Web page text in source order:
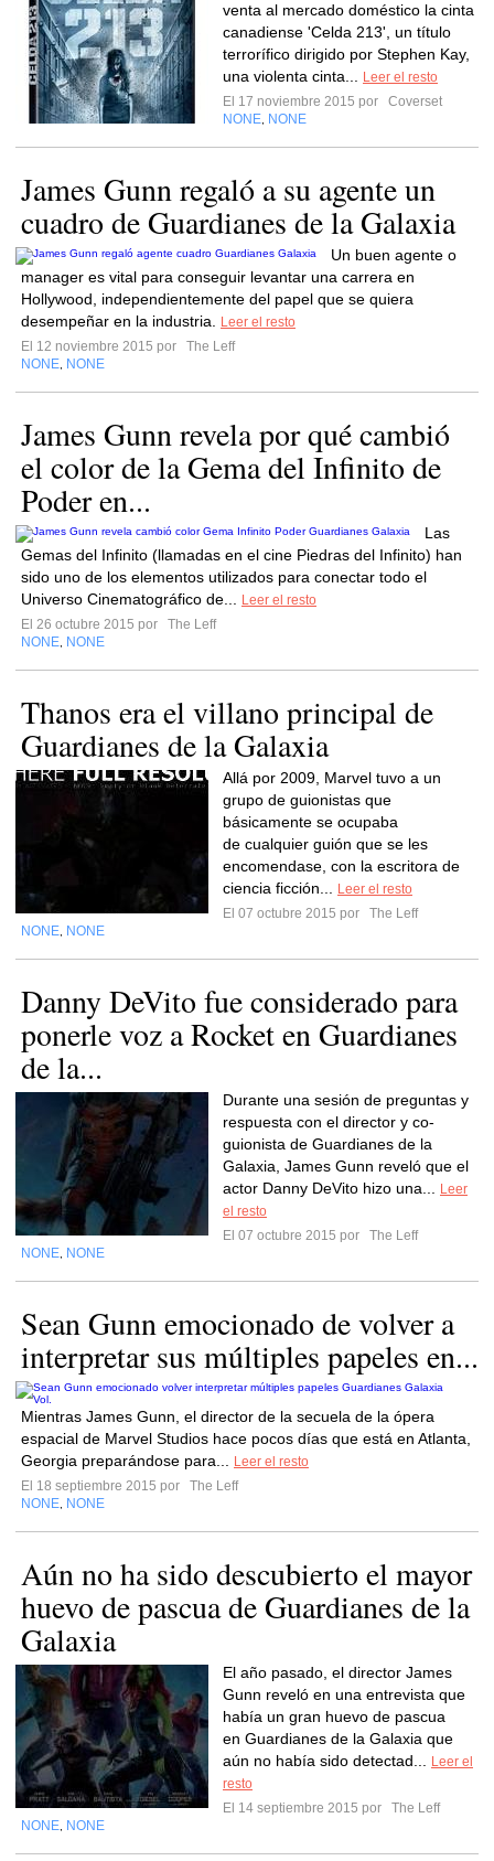
venta al mercado doméstico la cinta
canadiense 'Celda 213', un título
terrorífico dirigido por Stephen Kay,
una violenta cinta...
Leer el resto
El 17 noviembre 2015 por
Coverset
NONE NONE
James Gunn regaló a su agente un
cuadro de Guardianes de la Galaxia
Un buen agente o
manager es vital para conseguir levantar una carrera en
Hollywood, independientemente del papel que se quiera
desempeñar en la industria.
Leer el resto
El 12 noviembre 2015 por
The Leff
NONE NONE
James Gunn revela por qué cambió
el color de la Gema del Infinito de
Poder en...
Las
Gemas del Infinito (llamadas en el cine Piedras del Infinito) han
sido uno de los elementos utilizados para conectar todo el
Universo Cinematográfico de...
Leer el resto
El 26 octubre 2015 por
The Leff
NONE NONE
Thanos era el villano principal de
Guardianes de la Galaxia
Allá por 2009, Marvel tuvo a un
grupo de guionistas que
básicamente se ocupaba
de cualquier guión que se les
encomendase, con la escritora de
ciencia ficción...
Leer el resto
El 07 octubre 2015 por
The Leff
NONE NONE
Danny DeVito fue considerado para
ponerle voz a Rocket en Guardianes
de la...
Durante una sesión de preguntas y
respuesta con el director y co-
guionista de Guardianes de la
Galaxia, James Gunn reveló que el
actor Danny DeVito hizo una...
Leer
el resto
El 07 octubre 2015 por
The Leff
NONE NONE
Sean Gunn emocionado de volver a
interpretar sus múltiples papeles en...
Mientras James Gunn, el director de la secuela de la ópera
espacial de Marvel Studios hace pocos días que está en Atlanta,
Georgia preparándose para...
Leer el resto
El 18 septiembre 2015 por
The Leff
NONE NONE
Aún no ha sido descubierto el mayor
huevo de pascua de Guardianes de la
Galaxia
El año pasado, el director James
Gunn reveló en una entrevista que
había un gran huevo de pascua
en Guardianes de la Galaxia que
aún no había sido detectad...
Leer el
resto
El 14 septiembre 2015 por
The Leff
NONE NONE